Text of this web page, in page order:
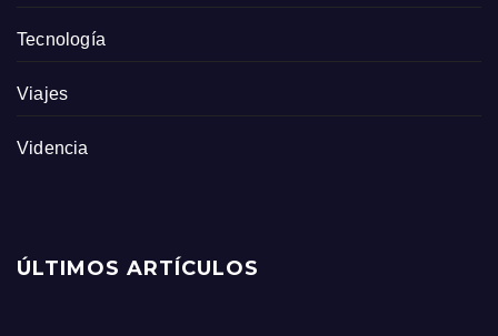
Tecnología
Viajes
Videncia
ÚLTIMOS ARTÍCULOS